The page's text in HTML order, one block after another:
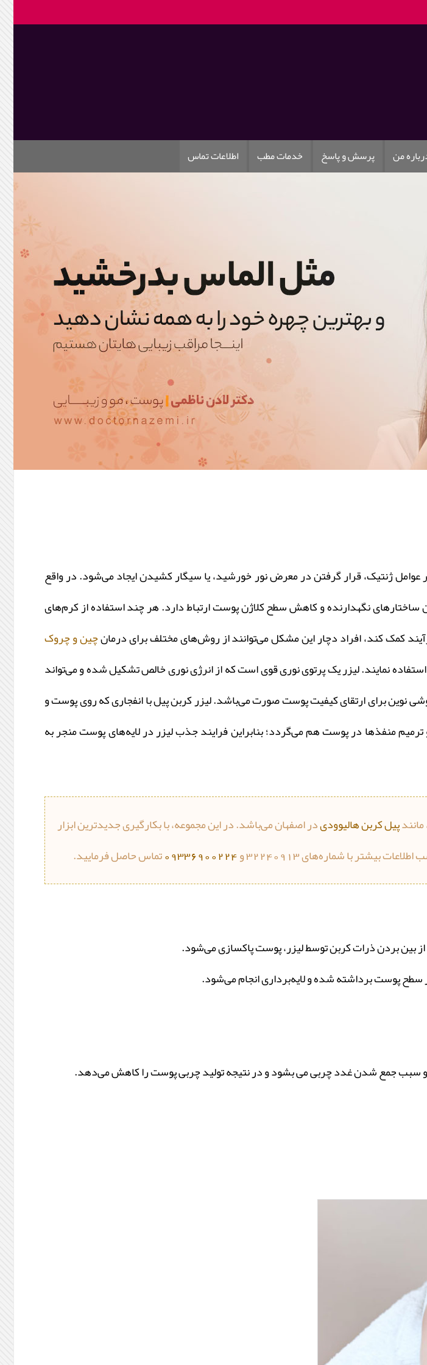
من پرسش و پاسخ خدمات مطب اطلاعات تماس
ژنتیک، قرار گرفتن در معرض نور خورشید، یا سیگار کشیدن ایجاد می‌شود. در واقع
نگهدارنده و کاهش سطح کلاژن پوست ارتباط دارد. هر چند استفاده از کرم‌های
کمک کند، افراد دچار این مشکل می‌توانند از روش‌های مختلف برای درمانچین و چروک
نمایند. لیزر یک پرتوی نوری قوی است که از انرژی نوری خالص تشکیل شده و می‌تواند
نوین برای ارتقای کیفیت پوست صورت می‌باشد. لیزر کربن پیل با انفجاری که روی پوست و
منفذها در پوست هم می‌گردد؛ بنابراین فرایند جذب لیزر در لایه‌های پوست منجر به
مانندپیل کربن هالیوودیدر اصفهان می‌باشد. در این مجموعه، با بکارگیری جدیدترین ابزار
بیشتر با شماره‌های 32240913 و
09336900224تماس حاصل فرمایید.
از بین بردن ذرات کربن توسط لیزر، پوست پاکسازی می‌شود.
پوست برداشته شده و لایه‌برداری انجام می‌شود.
و سبب جمع شدن غدد چربی می بشود و در نتیجه تولید چربی پوست را کاهش می‌دهد.